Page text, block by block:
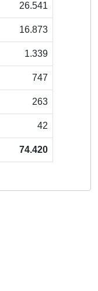
26.541
16.873
1.339
747
263
42
74.420